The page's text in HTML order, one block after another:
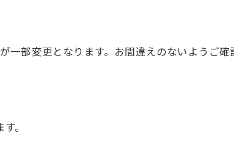
部変更となります。お間違えのないようご確
。